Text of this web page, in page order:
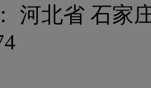
河北省 石家